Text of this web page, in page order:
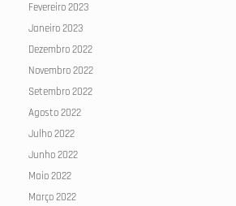
Fevereiro 2023
Janeiro 2023
Dezembro 2022
Novembro 2022
Setembro 2022
Agosto 2022
Julho 2022
Junho 2022
Maio 2022
Março 2022